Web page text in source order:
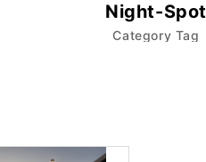
Night-Spot
Category Tag